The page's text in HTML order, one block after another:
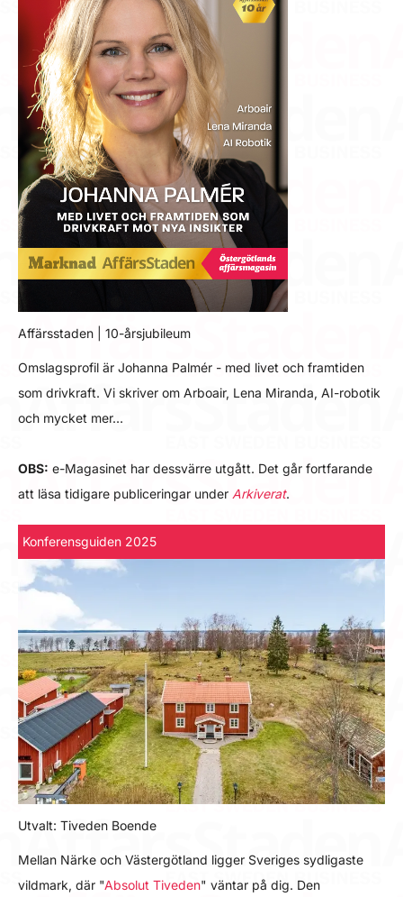
Affärsstaden | 10-årsjubileum
Omslagsprofil är Johanna Palmér - med livet och framtiden
som drivkraft. Vi skriver om Arboair, Lena Miranda, AI-robotik
och mycket mer…
OBS: e-Magasinet har dessvärre utgått. Det går fortfarande
att läsa tidigare publiceringar under Arkiverat.
Konferensguiden 2025
Utvalt: Tiveden Boende
Mellan Närke och Västergötland ligger Sveriges sydligaste
vildmark, där "Absolut Tiveden" väntar på dig. Den